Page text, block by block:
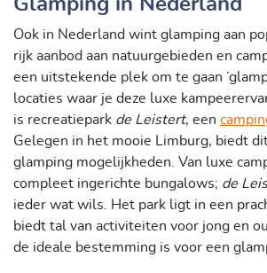
Glamping in Nederland
Ook in Nederland wint glamping aan
rijk aanbod aan natuurgebieden en
een uitstekende plek om te gaan
locaties waar je deze luxe
is recreatiepark de Leistert, een
Gelegen in het mooie Limburg, biedt
glamping mogelijkheden. Van luxe
compleet ingerichte bungalows; de
ieder wat wils. Het park ligt in een
biedt tal van activiteiten voor jong en
de ideale bestemming is voor een